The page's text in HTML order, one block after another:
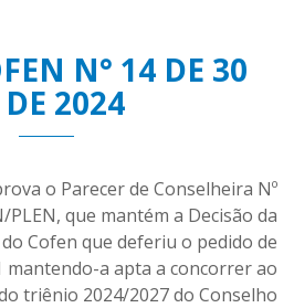
N° 14 DE 30
2024
o Parecer de Conselheira Nº
PLEN, que mantém a Decisão da
Cofen que deferiu o pedido de
mantendo-a apta a concorrer ao
triênio 2024/2027 do Conselho